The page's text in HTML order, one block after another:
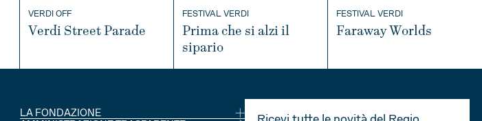
VERDI OFF
Verdi Street Parade
INFO
FESTIVAL VERDI
Prima che si alzi il
sipario
FESTIVAL VERDI
Faraway Worlds
INFO
LA FONDAZIONE